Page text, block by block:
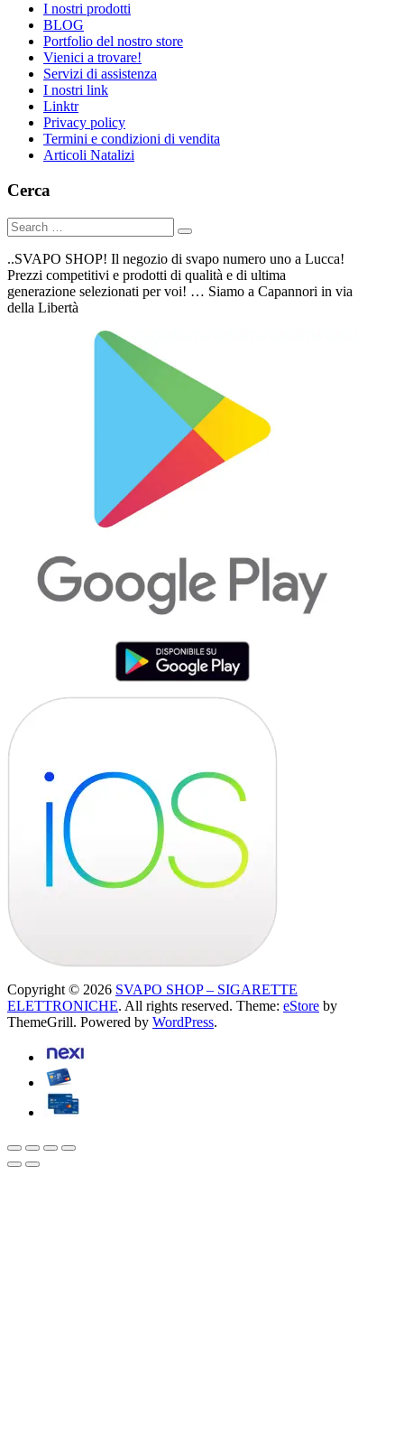
I nostri prodotti
BLOG
Portfolio del nostro store
Vienici a trovare!
Servizi di assistenza
I nostri link
Linktr
Privacy policy
Termini e condizioni di vendita
Articoli Natalizi
Cerca
..SVAPO SHOP! Il negozio di svapo numero uno a Lucca!
Prezzi competitivi e prodotti di qualità e di ultima
generazione selezionati per voi! … Siamo a Capannori in via
della Libertà
Copyright © 2026 SVAPO SHOP – SIGARETTE
ELETTRONICHE. All rights reserved. Theme: eStore by
ThemeGrill. Powered by WordPress.